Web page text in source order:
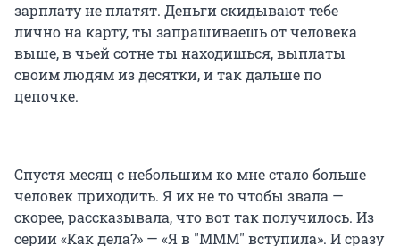
зарплату не платят. Деньги скидывают тебе
лично на карту, ты запрашиваешь от человека
выше, в чьей сотне ты находишься, выплаты
своим людям из десятки, и так дальше по
цепочке.
Спустя месяц с небольшим ко мне стало больше
человек приходить. Я их не то чтобы звала —
скорее, рассказывала, что вот так получилось. Из
серии «Как дела?» — «Я в "МММ" вступила». И сразу